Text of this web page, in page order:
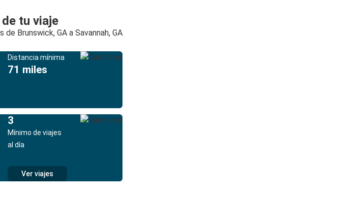
tu viaje
Brunswick, GA a Savannah, GA
Distancia mínima
71 miles
3
Mínimo de viajes
al día
Ver viajes